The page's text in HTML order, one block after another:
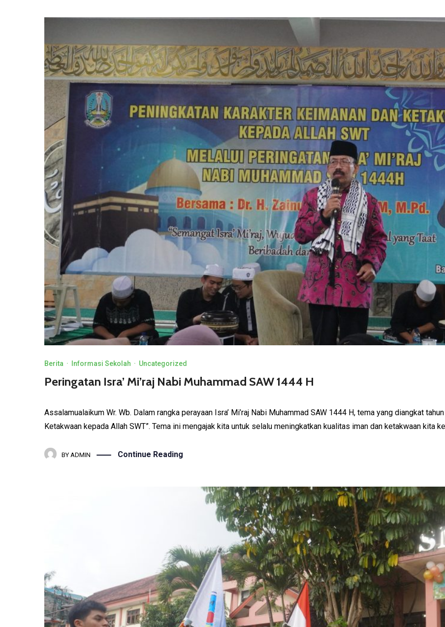
Berita · Informasi Sekolah · Uncategorized
Peringatan Isra’ Mi’raj Nabi Muhammad SAW 1444 H
Assalamualaikum Wr. Wb. Dalam rangka perayaan Isra’ Mi’raj Nabi Muhammad SAW 1444 H, tema yang diangkat
Ketakwaan kepada Allah SWT”. Tema ini mengajak kita untuk selalu meningkatkan kualitas iman dan ketakwaan kita
BY ADMIN Continue Reading